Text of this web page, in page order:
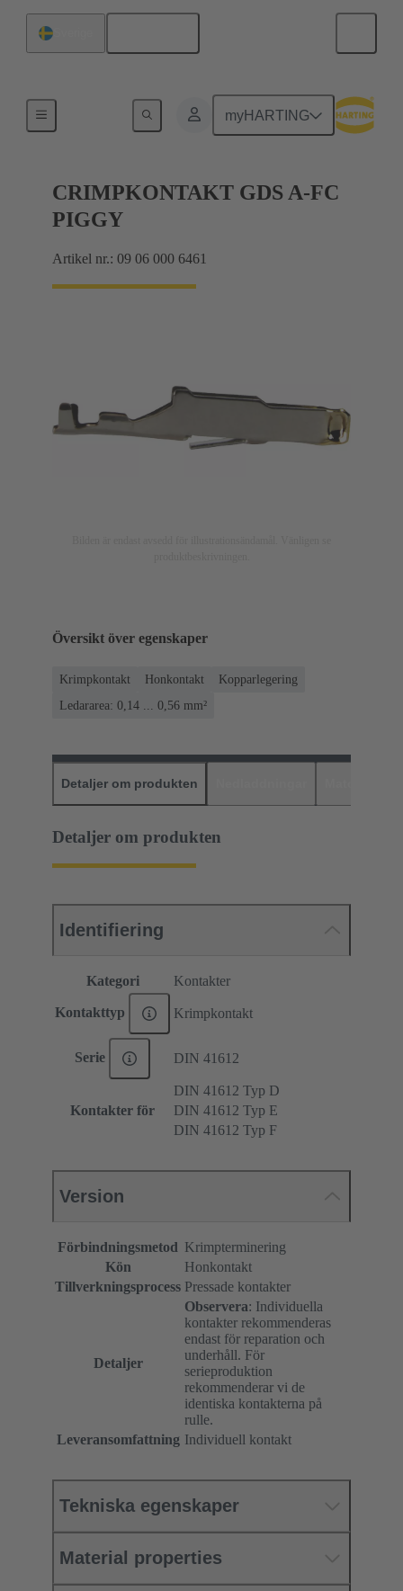
myHARTING
CRIMPKONTAKT GDS A-FC
PIGGY
Artikel nr.: 09 06 000 6461
Översikt över egenskaper
Krimpkontakt Honkontakt
Kopparlegering
Ledararea: 0,14 ... 0,56 mm²
Detaljer om produkten
Detaljer om produkten
Identifiering
Kategori Kontakter
Kontakttyp Krimpkontakt
Serie DIN 41612
Kontakter för
DIN 41612 Typ D
DIN 41612 Typ E
DIN 41612 Typ F
Version
Förbindningsmetod Krimpterminering
Kön
Honkontakt
Tillverkningsprocess Pressade kontakter
Detaljer
Observera: Individuella
kontakter rekommenderas
endast för reparation och
underhåll. För
serieproduktion
rekommenderar vi de
identiska kontakterna på
rulle.
Leveransomfattning Individuell kontakt
Tekniska egenskaper
Material properties